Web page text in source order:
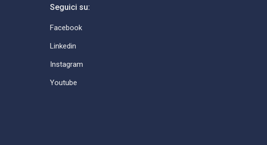
Seguici su:
Facebook
Linkedin
Instagram
Youtube